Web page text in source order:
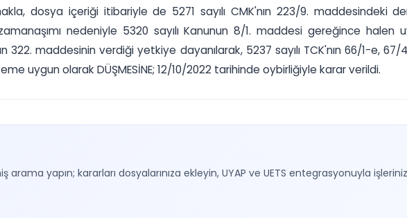
dosya içeriği itibariyle de 5271 sayılı CMK'nın 223/9. maddesindeki
nedeniyle 5320 sayılı Kanunun 8/1. maddesi gereğince halen
322. maddesinin verdiği yetkiye dayanılarak, 5237 sayılı TCK'nın 66/1-e, 67/
uygun olarak DÜŞMESİNE; 12/10/2022 tarihinde oybirliğiyle karar verildi.
yapın; kararları dosyalarınıza ekleyin, UYAP ve UETS entegrasyonuyla